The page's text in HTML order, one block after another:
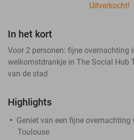
Uitverkocht!
In het kort
Voor 2 personen: fijne overnachting
welkomstdrankje in The Social Hub
van de stad
Highlights
Geniet van een fijne
Toulouse